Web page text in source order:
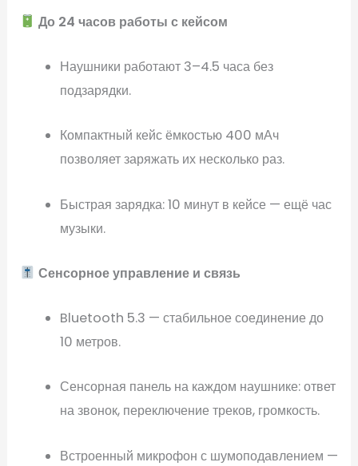
До 24 часов работы с кейсом
Наушники работают 3–4.5 часа без
подзарядки.
Компактный кейс ёмкостью 400 мАч
позволяет заряжать их несколько раз.
Быстрая зарядка: 10 минут в кейсе — ещё час
музыки.
Сенсорное управление и связь
Bluetooth 5.3 — стабильное соединение до
10 метров.
Сенсорная панель на каждом наушнике: ответ
на звонок, переключение треков, громкость.
Встроенный микрофон с шумоподавлением —